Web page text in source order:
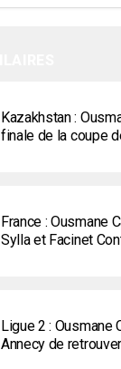
Kazakhstan :
finale de la coupe
France : Ousmane
Sylla et Facinet
Ligue 2 : Ousmane
Annecy de